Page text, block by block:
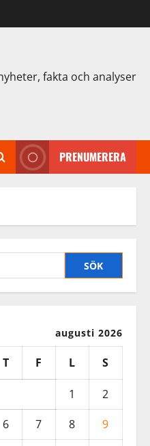
fakta och analyser
PRENUMERERA
augusti 2026
T F L S
1
2
6 7 8
9